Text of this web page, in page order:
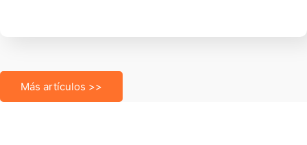
Más artículos >>